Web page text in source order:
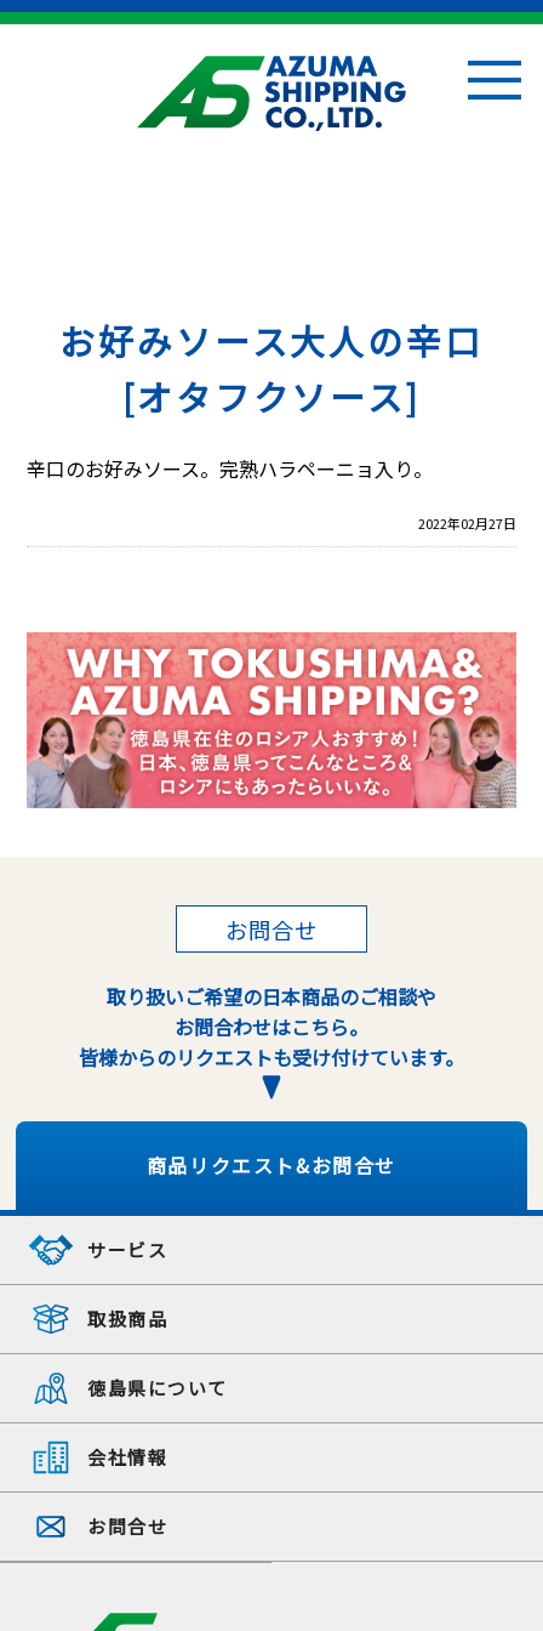
お好みソース大人の辛口
[オタフクソース]
辛口のお好みソース。完熟ハラペーニョ入り。
2022年02月27日
お問合せ
取り扱いご希望の日本商品のご相談や
お問合わせはこちら。
皆様からのリクエストも受け付けています。
商品リクエスト&お問合せ
サービス
取扱商品
徳島県について
会社情報
お問合せ